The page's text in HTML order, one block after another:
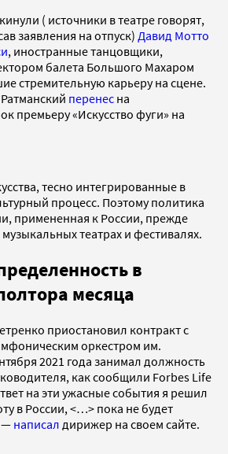
( источники в театре говорят,
заявления на отпуск) Давид Мотто
, иностранные танцовщики,
балета Большого Махаром
стремительную карьеру на сцене.
перенес на
премьеру «Искусство фуги» на
тесно интегрированные в
процесс. Поэтому политика
примененная к России, прежде
музыкальных театрах и фестивалях.
в
месяца
приостановил контракт с
оркестром им.
2021 года занимал должность
как сообщили Forbes Life
на эти ужасные события я решил
в России, <…> пока не будет
— написал дирижер на своем сайте.